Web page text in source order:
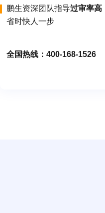
鹏生资深团队指导过审率高
省时快人一步
全国热线：400-168-1526